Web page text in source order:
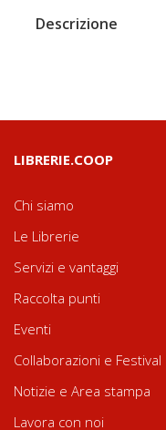
Descrizione
LIBRERIE.COOP
Chi siamo
Le Librerie
Servizi e vantaggi
Raccolta punti
Eventi
Collaborazioni e Festival
Notizie e Area stampa
Lavora con noi